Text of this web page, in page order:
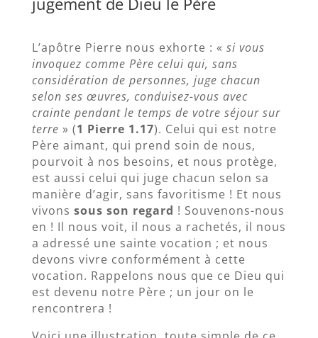
L’apôtre Pierre nous exhorte : « si vous
invoquez comme Père celui qui, sans
considération de personnes, juge chacun
selon ses œuvres, conduisez-vous avec
crainte pendant le temps de votre séjour sur
terre » (1 Pierre 1.17). Celui qui est notre
Père aimant, qui prend soin de nous,
pourvoit à nos besoins, et nous protège,
est aussi celui qui juge chacun selon sa
manière d’agir, sans favoritisme ! Et nous
vivons sous son regard ! Souvenons-nous
en ! Il nous voit, il nous a rachetés, il nous
a adressé une sainte vocation ; et nous
devons vivre conformément à cette
vocation. Rappelons nous que ce Dieu qui
est devenu notre Père ; un jour on le
rencontrera !